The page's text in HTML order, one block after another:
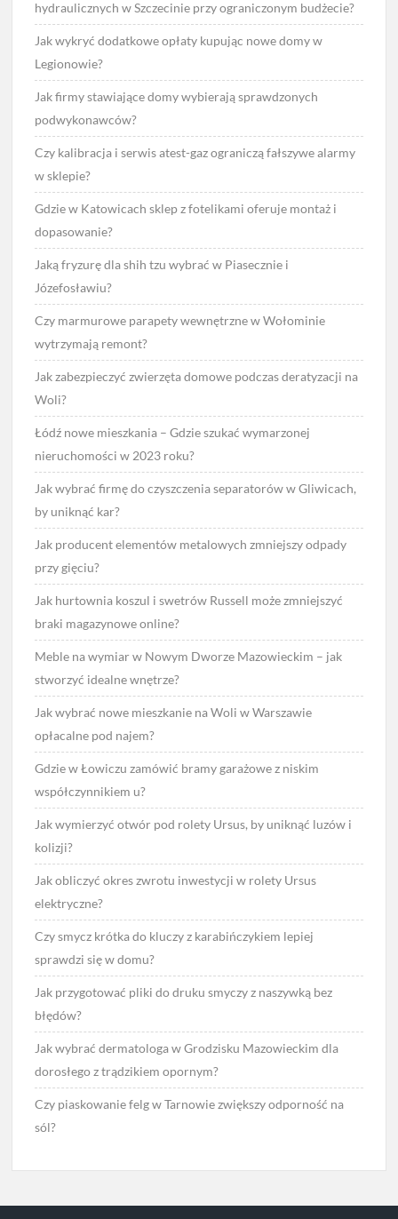
hydraulicznych w Szczecinie przy ograniczonym budżecie?
Jak wykryć dodatkowe opłaty kupując nowe domy w
Legionowie?
Jak firmy stawiające domy wybierają sprawdzonych
podwykonawców?
Czy kalibracja i serwis atest-gaz ograniczą fałszywe alarmy
w sklepie?
Gdzie w Katowicach sklep z fotelikami oferuje montaż i
dopasowanie?
Jaką fryzurę dla shih tzu wybrać w Piasecznie i
Józefosławiu?
Czy marmurowe parapety wewnętrzne w Wołominie
wytrzymają remont?
Jak zabezpieczyć zwierzęta domowe podczas deratyzacji na
Woli?
Łódź nowe mieszkania – Gdzie szukać wymarzonej
nieruchomości w 2023 roku?
Jak wybrać firmę do czyszczenia separatorów w Gliwicach,
by uniknąć kar?
Jak producent elementów metalowych zmniejszy odpady
przy gięciu?
Jak hurtownia koszul i swetrów Russell może zmniejszyć
braki magazynowe online?
Meble na wymiar w Nowym Dworze Mazowieckim – jak
stworzyć idealne wnętrze?
Jak wybrać nowe mieszkanie na Woli w Warszawie
opłacalne pod najem?
Gdzie w Łowiczu zamówić bramy garażowe z niskim
współczynnikiem u?
Jak wymierzyć otwór pod rolety Ursus, by uniknąć luzów i
kolizji?
Jak obliczyć okres zwrotu inwestycji w rolety Ursus
elektryczne?
Czy smycz krótka do kluczy z karabińczykiem lepiej
sprawdzi się w domu?
Jak przygotować pliki do druku smyczy z naszywką bez
błędów?
Jak wybrać dermatologa w Grodzisku Mazowieckim dla
dorosłego z trądzikiem opornym?
Czy piaskowanie felg w Tarnowie zwiększy odporność na
sól?